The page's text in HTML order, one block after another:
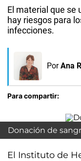
El material que se
hay riesgos para
infecciones.
Por Ana
Para compartir:
Donación de
El Instituto de